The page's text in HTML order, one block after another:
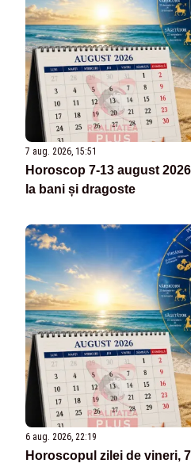
7 aug. 2026, 15:51
Horoscop 7-13 august
la bani și dragoste
6 aug. 2026, 22:19
Horoscopul zilei de vineri,